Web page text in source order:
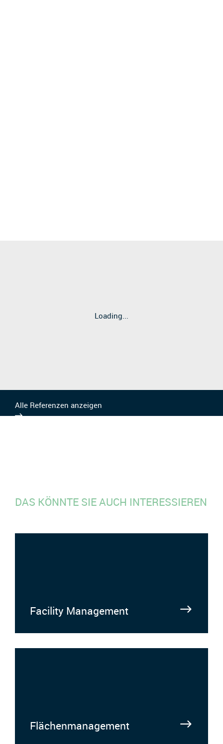
Loading...
Alle Referenzen anzeigen
DAS KÖNNTE SIE AUCH INTERESSIEREN
Facility Management
Flächenmanagement